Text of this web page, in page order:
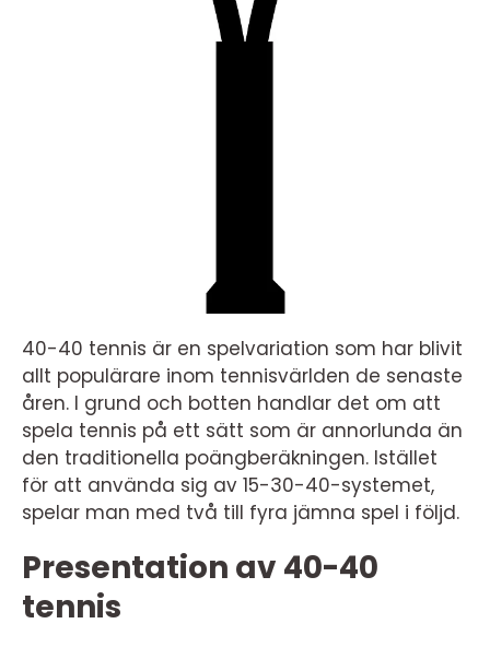
40-40 tennis är en spelvariation som har blivit
allt populärare inom tennisvärlden de senaste
åren. I grund och botten handlar det om att
spela tennis på ett sätt som är annorlunda än
den traditionella poängberäkningen. Istället
för att använda sig av 15-30-40-systemet,
spelar man med två till fyra jämna spel i följd.
Presentation av 40-40
tennis